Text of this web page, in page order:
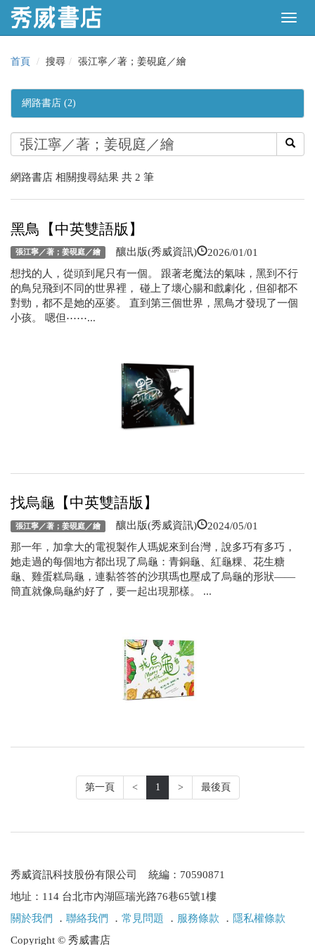
首頁 搜尋 張江寧／著；姜硯庭／繪
網路書店 (2)
網路書店 相關搜尋結果 共 2 筆
黑鳥【中英雙語版】
張江寧／著；姜硯庭／繪 釀出版(秀威資訊) 2026/01/01
想找的人，從頭到尾只有一個。 跟著老魔法的氣味，黑到不行
的鳥兒飛到不同的世界裡， 碰上了壞心腸和戲劇化，但卻都不
對勁，都不是她的巫婆。 直到第三個世界，黑鳥才發現了一個
小孩。 嗯但⋯⋯...
找烏龜【中英雙語版】
張江寧／著；姜硯庭／繪 釀出版(秀威資訊) 2024/05/01
那一年，加拿大的電視製作人瑪妮來到台灣，說多巧有多巧，
她走過的每個地方都出現了烏龜：青銅龜、紅龜粿、花生糖
龜、雞蛋糕烏龜，連黏答答的沙琪瑪也壓成了烏龜的形狀——
簡直就像烏龜約好了，要一起出現那樣。 ...
第一頁 < 1 > 最後頁
秀威資訊科技股份有限公司 統編：70590871
地址：114 台北市內湖區瑞光路76巷65號1樓
關於我們
． 聯絡我們 ． 常見問題 ． 服務條款 ． 隱私權條款
Copyright © 秀威書店